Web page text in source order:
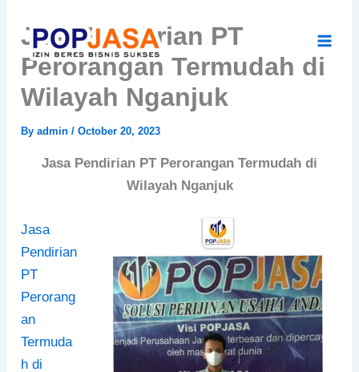
content
Jasa Pendirian PT
Perorangan Termudah di
Wilayah Nganjuk
Byadmin/October 20, 2023
Jasa Pendirian PT Perorangan Termudah di
Wilayah Nganjuk
Jasa
Pendirian
PT
Perorang
an
Termuda
h di